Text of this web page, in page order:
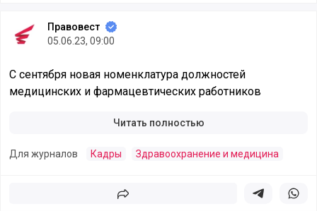
Правовест
05.06.23, 09:00
С сентября новая номенклатура должностей
медицинских и фармацевтических работников
Читать полностью
Для журналов Кадры Здравоохранение и медицина
Поделиться Поделиться в